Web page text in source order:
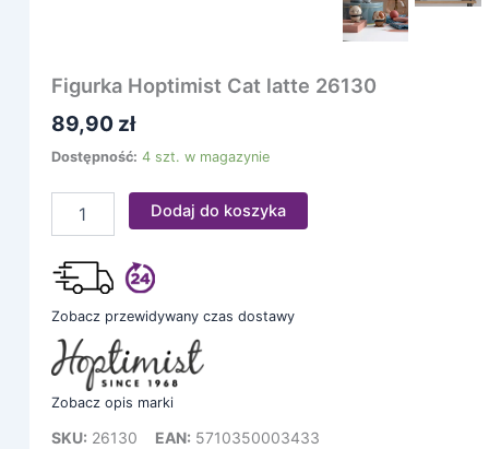
Figurka Hoptimist Cat latte 26130
89,90 zł
Dostępność: 4 szt. w magazynie
Dodaj do koszyka
Zobacz przewidywany czas dostawy
Zobacz opis marki
SKU: 26130 EAN: 5710350003433